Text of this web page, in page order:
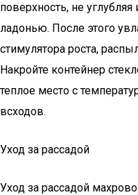
поверхность, не
ладонью. После этого
стимулятора роста,
Накройте контейнер
теплое место с
всходов.
Уход за рассадой
Уход за рассадой